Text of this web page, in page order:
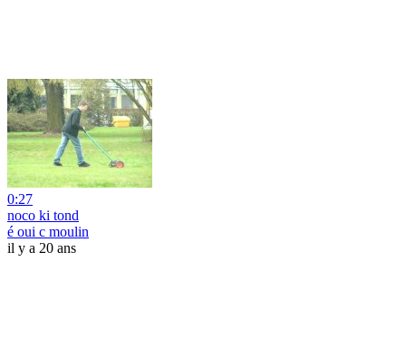
0:27
noco ki tond
é oui c moulin
il y a 20 ans